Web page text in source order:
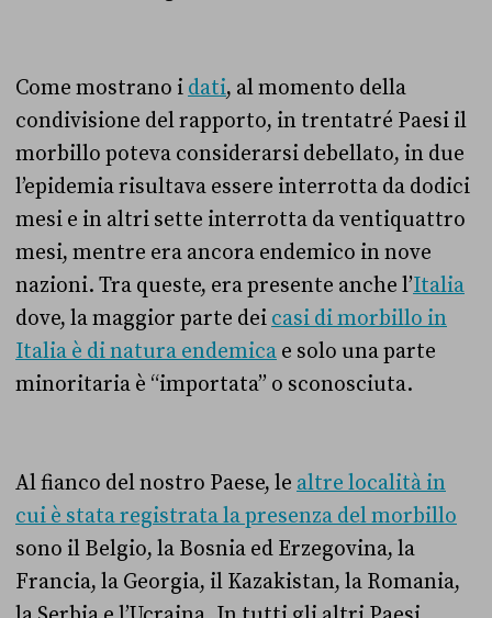
Come mostrano i dati, al momento della
condivisione del rapporto, in trentatré Paesi il
morbillo poteva considerarsi debellato, in due
l’epidemia risultava essere interrotta da dodici
mesi e in altri sette interrotta da ventiquattro
mesi, mentre era ancora endemico in nove
nazioni. Tra queste, era presente anche l’Italia
dove, la maggior parte dei casi di morbillo in
Italia è di natura endemica e solo una parte
minoritaria è “importata” o sconosciuta.
Al fianco del nostro Paese, le altre località in
cui è stata registrata la presenza del morbillo
sono il Belgio, la Bosnia ed Erzegovina, la
Francia, la Georgia, il Kazakistan, la Romania,